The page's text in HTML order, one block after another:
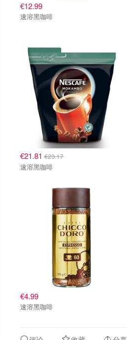
€12.99
速溶黑咖啡
€21.81 €23.17
速溶黑咖啡
€4.99
速溶黑咖啡